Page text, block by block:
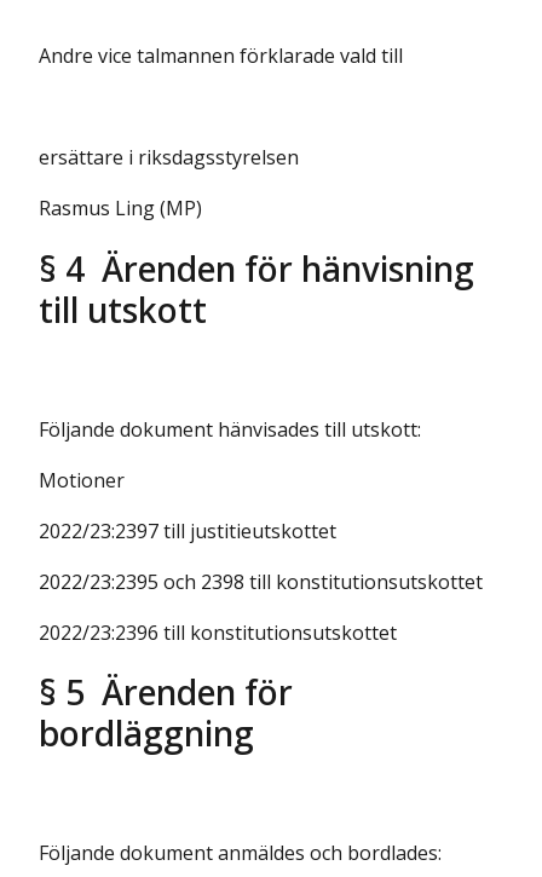
Andre vice talmannen förklarade vald till
ersättare i riksdagsstyrelsen
Rasmus Ling (MP)
§ 4 Ärenden för hänvisning
till utskott
Följande dokument hänvisades till utskott:
Motioner
2022/23:2397 till justitieutskottet
2022/23:2395 och 2398 till konstitutionsutskottet
2022/23:2396 till konstitutionsutskottet
§ 5 Ärenden för
bordläggning
Följande dokument anmäldes och bordlades: